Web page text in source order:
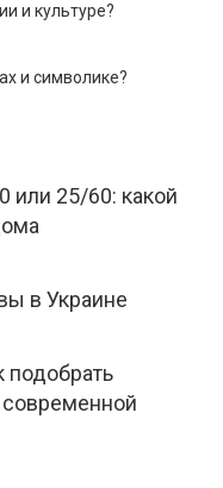
и культуре?
и символике?
или 25/60: какой
в Украине
подобрать